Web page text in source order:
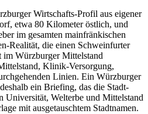
Wirtschafts-Profil aus eigener
etwa 80 Kilometer östlich, und
im gesamten mainfränkischen
Realität, die einen Schweinfurter
Würzburger Mittelstand
Klinik-Versorgung,
Linien. Ein Würzburger
ein Briefing, das die Stadt-
Universität, Welterbe und Mittelstand
mit ausgetauschtem Stadtnamen.